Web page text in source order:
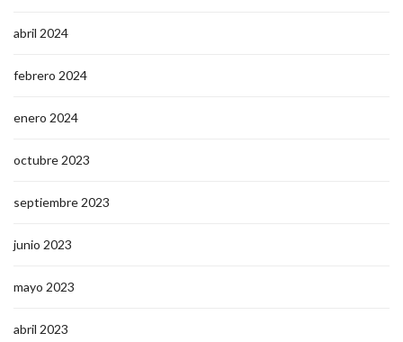
abril 2024
febrero 2024
enero 2024
octubre 2023
septiembre 2023
junio 2023
mayo 2023
abril 2023